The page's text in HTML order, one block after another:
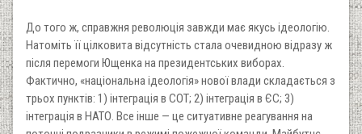
До того ж, справжня революція завжди має якусь ідеологію.
Натоміть її цілковита відсутність стала очевидною відразу ж
після перемоги Ющенка на президентських виборах.
Фактично, «національна ідеологія» нової влади складається з
трьох пунктів: 1) інтеграція в СОТ; 2) інтеграція в ЄС; 3)
інтеграція в НАТО. Все інше — це ситуативне реагування на